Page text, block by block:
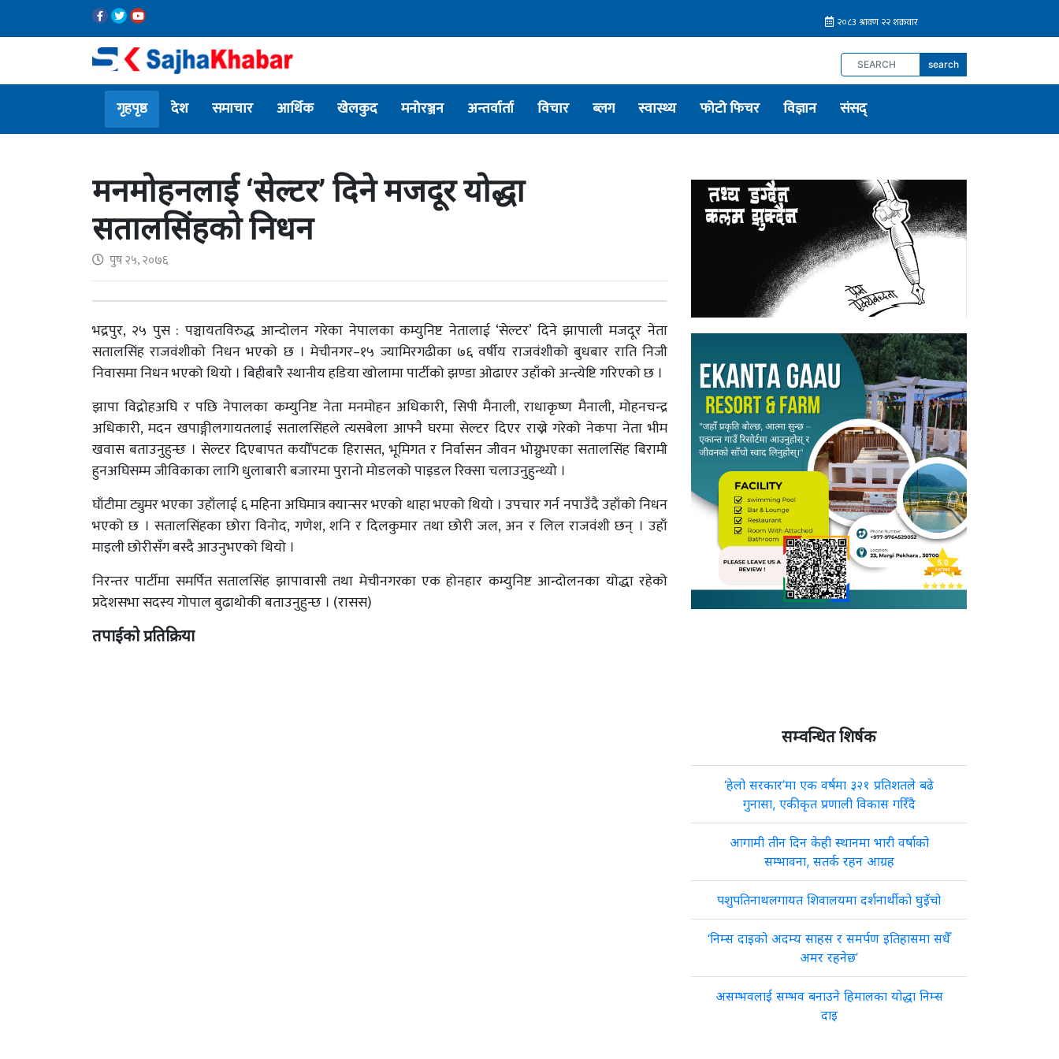
search
गृहपृष्ठ देश समाचार आर्थिक खेलकुद मनोरञ्जन अन्तर्वार्ता विचार ब्लग स्वास्थ्य फोटो फिचर विज्ञान संसद्
मनमोहनलाई ‘सेल्टर’ दिने मजदूर योद्धा
सतालसिंहको निधन
पुष २५, २०७६
भद्रपुर, २५ पुस : पञ्चायतविरुद्ध आन्दोलन गरेका नेपालका कम्युनिष्ट नेतालाई ‘सेल्टर’ दिने झापाली मजदूर नेता
सतालसिंह राजवंशीको निधन भएको छ । मेचीनगर–१५ ज्यामिरगढीका ७६ वर्षीय राजवंशीको बुधबार राति निजी
निवासमा निधन भएको थियो । बिहीबारै स्थानीय हडिया खोलामा पार्टीको झण्डा ओढाएर उहाँको अन्त्येष्टि गरिएको छ ।
झापा विद्रोहअघि र पछि नेपालका कम्युनिष्ट नेता मनमोहन अधिकारी, सिपी मैनाली, राधाकृष्ण मैनाली, मोहनचन्द्र
अधिकारी, मदन खपाङ्गीलगायतलाई सतालसिंहले त्यसबेला आफ्नै घरमा सेल्टर दिएर राख्ने गरेको नेकपा नेता भीम
खवास बताउनुहुन्छ । सेल्टर दिएबापत कयौँपटक हिरासत, भूमिगत र निर्वासन जीवन भोग्नुभएका सतालसिंह बिरामी
हुनअघिसम्म जीविकाका लागि धुलाबारी बजारमा पुरानो मोडलको पाइडल रिक्सा चलाउनुहुन्थ्यो ।
घाँटीमा ट्युमर भएका उहाँलाई ६ महिना अघिमात्र क्यान्सर भएको थाहा भएको थियो । उपचार गर्न नपाउँदै उहाँको निधन
भएको छ । सतालसिंहका छोरा विनोद, गणेश, शनि र दिलकुमार तथा छोरी जल, अन र लिल राजवंशी छन् । उहाँ
माइली छोरीसँग बस्दै आउनुभएको थियो ।
निरन्तर पार्टीमा समर्पित सतालसिंह झापावासी तथा मेचीनगरका एक होनहार कम्युनिष्ट आन्दोलनका योद्धा रहेको
प्रदेशसभा सदस्य गोपाल बुढाथोकी बताउनुहुन्छ । (रासस)
तपाईको प्रतिक्रिया
सम्वन्धित शिर्षक
‘हेलो सरकार’मा एक वर्षमा ३२१ प्रतिशतले बढे
गुनासा, एकीकृत प्रणाली विकास गरिँदै
आगामी तीन दिन केही स्थानमा भारी वर्षाको
सम्भावना, सतर्क रहन आग्रह
पशुपतिनाथलगायत शिवालयमा दर्शनार्थीको घुइँचो
‘निम्स दाइको अदम्य साहस र समर्पण इतिहासमा सधैँ
अमर रहनेछ’
असम्भवलाई सम्भव बनाउने हिमालका योद्धा निम्स
दाइ